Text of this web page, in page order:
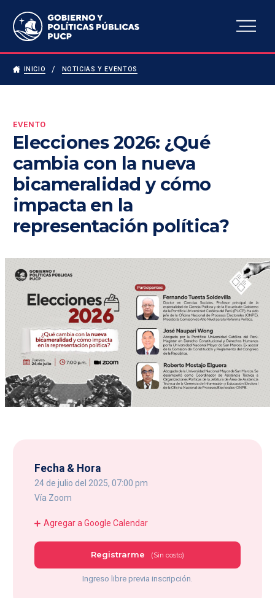
Escuela de Gobierno y
Políticas Públicas
INICIO NOTICIAS Y EVENTOS
EVENTO
Elecciones 2026: ¿Qué
cambia con la nueva
bicameralidad y cómo
impacta en la
representación política?
Fecha & Hora
24 de julio del 2025, 07:00 pm
Vía Zoom
Agregar a Google Calendar
Registrarme (Sin costo)
Ingreso libre previa inscripción.